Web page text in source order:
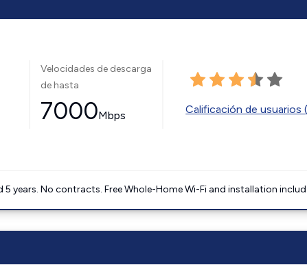
Velocidades de descarga
de hasta
7000Mbps Calificación de usuarios
5 years. No contracts. Free Whole-Home Wi-Fi and installation